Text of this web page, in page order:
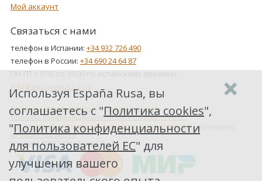
Мой аккаунт
Связаться с нами
телефон в Испании: +34 932 726 490
телефон в России: +34 690 24 64 87
ПН-ПТ с 9:00 по 19:00 по испанскому времени.
info@espanarusa.com
Соглашение пользователя
Политика cookies
Политика конфиденциальности для пользователей ЕС
Как Google обрабатывает информацию о пользователях, получаемую
от наших партнеров
Copyright ©2007-2026 Espana Rusa
Используя España Rusa, вы
соглашаетесь с "Политика cookies",
"Политика конфиденциальности
для пользователей ЕС" для
улучшения вашего